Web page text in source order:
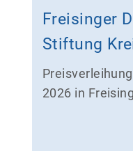
Freisinger
Stiftung
2026 in